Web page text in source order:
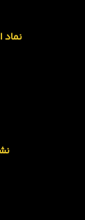
نماد